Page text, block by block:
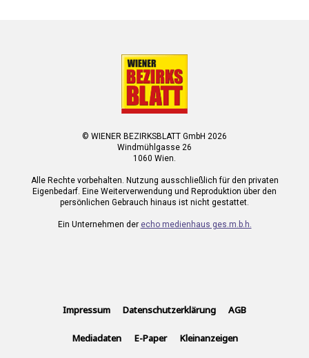
© WIENER BEZIRKSBLATT GmbH 2026
Windmühlgasse 26
1060 Wien.
Alle Rechte vorbehalten. Nutzung ausschließlich für den privaten
Eigenbedarf. Eine Weiterverwendung und Reproduktion über den
persönlichen Gebrauch hinaus ist nicht gestattet.
Ein Unternehmen der echo medienhaus ges.m.b.h.
Impressum Datenschutzerklärung AGB
Mediadaten E-Paper Kleinanzeigen